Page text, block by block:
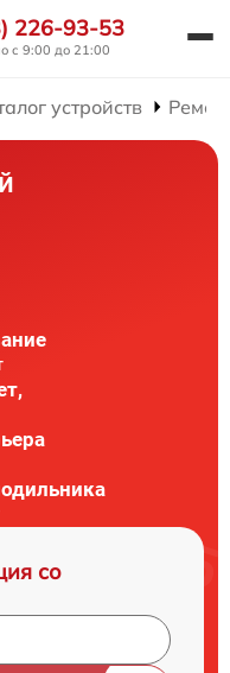
226-93-53
с 9:00 до 21:00
устройств
со